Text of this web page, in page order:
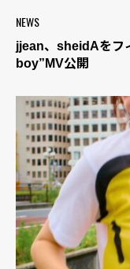
NEWS
jjean、sheidAをフ
boy”MV公開